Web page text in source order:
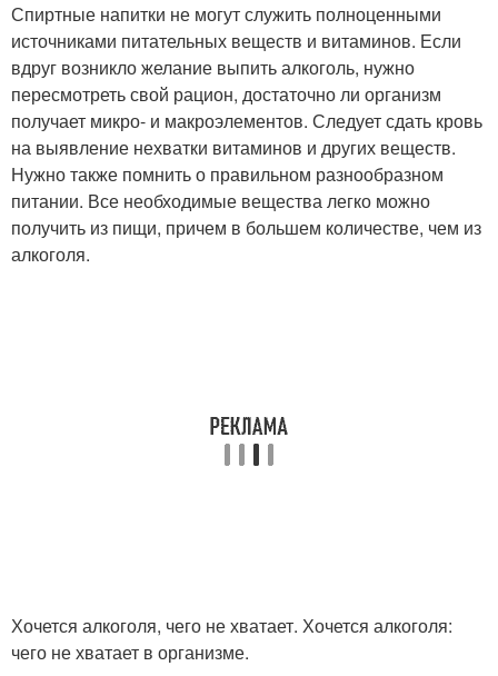
Спиртные напитки не могут служить полноценными
источниками питательных веществ и витаминов. Если
вдруг возникло желание выпить алкоголь, нужно
пересмотреть свой рацион, достаточно ли организм
получает микро- и макроэлементов. Следует сдать кровь
на выявление нехватки витаминов и других веществ.
Нужно также помнить о правильном разнообразном
питании. Все необходимые вещества легко можно
получить из пищи, причем в большем количестве, чем из
алкоголя.
Хочется алкоголя, чего не хватает. Хочется алкоголя:
чего не хватает в организме.